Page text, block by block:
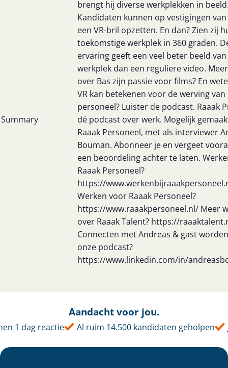
Summary
brengt hij diverse werkplekken in
Kandidaten kunnen op vestigingen van
een VR-bril opzetten. En dan? Zien zij
toekomstige werkplek in 360 graden.
ervaring geeft een veel beter beeld
werkplek dan een reguliere video.
over Bas zijn passie voor films? En
VR kan betekenen voor de werving van
personeel? Luister de podcast. Raaak
dé podcast over werk. Mogelijk
Raaak Personeel, met als interviewer
Bouman. Abonneer je en vergeet
een beoordeling achter te laten.
Raaak Personeel?
https://
Werken voor Raaak Personeel?
https://www.raaakpersoneel.nl/ Meer
over Raaak Talent? https://
Connecten met Andreas & gast
onze podcast?
https://www.linkedin.com/in/
Aandacht voor jou.
1 dag reactie Al ruim 14.500 kandidaten geholpen